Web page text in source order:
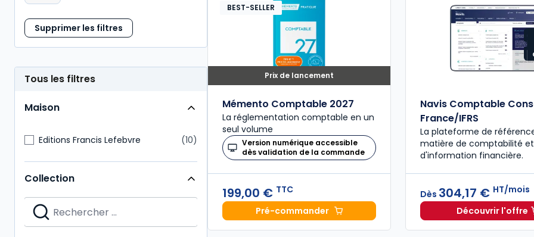
Supprimer les filtres
Tous les filtres
Maison
Editions Francis Lefebvre 10
Collection
Prix de lancement
BEST-SELLER
Mémento Comptable 2027
La réglementation comptable en un
seul volume
Version numérique accessible
dès validation de la commande
199,00 € TTC
Pré-commanderMémento Comptable 2027 à 199,00 € TTC
Navis Comptable
France/IFRS
La plateforme de
matière de comptabilité et
d'information financière.
Dès 304,17 € HT/mois
Découvrir l'offre
Navis